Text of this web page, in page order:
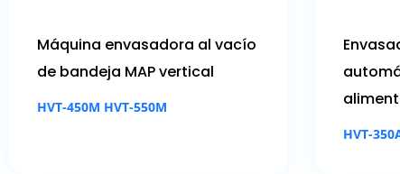
Máquina envasadora al vacío
de bandeja MAP vertical
HVT-450M HVT-550M
HVT-